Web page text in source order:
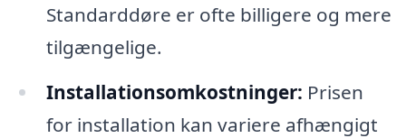
Standarddøre er ofte billigere og mere
tilgængelige.
Installationsomkostninger: Prisen
for installation kan variere afhængigt